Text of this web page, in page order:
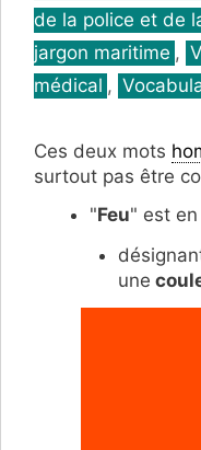
de la police et de
jargon maritime ,
médical ,
Ces deux mots
surtout pas être
"Feu" est
une